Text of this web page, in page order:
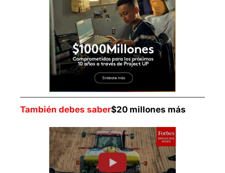
También debes saber$20 millones más